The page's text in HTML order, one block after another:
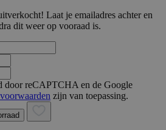
Laat je emailadres achter en
dit weer op vooraad is.
door reCAPTCHA en de Google
zijn van toepassing.